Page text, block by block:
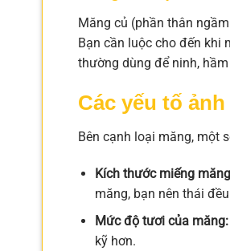
Măng củ (phần thân
Bạn cần luộc cho đến khi
thường dùng để ninh,
Các yếu tố
Bên cạnh loại măng, một
Kích thước miếng
măng, bạn nên thái
Mức độ tươi của măng:
kỹ hơn.